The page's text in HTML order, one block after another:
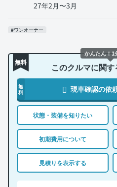
27年2月〜3月
#ワンオーナー
無料 このクルマに関
無
料
現車確認の依
状態・装備を知りたい
初期費用について
見積りを表示する
かんたん！1